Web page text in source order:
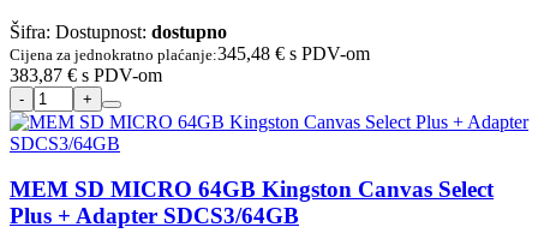
Šifra: Dostupnost: dostupno
Cijena za jednokratno plaćanje:345,48 € s PDV-om
383,87 € s PDV-om
MEM SD MICRO 64GB Kingston Canvas Select
Plus + Adapter SDCS3/64GB